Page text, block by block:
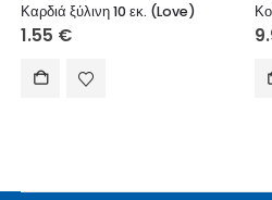
Καρδιά ξύλινη 10 εκ. (Love)
1.55 €